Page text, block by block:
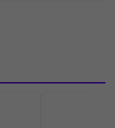
hält diese Uhr
sich so für
an einem legeren